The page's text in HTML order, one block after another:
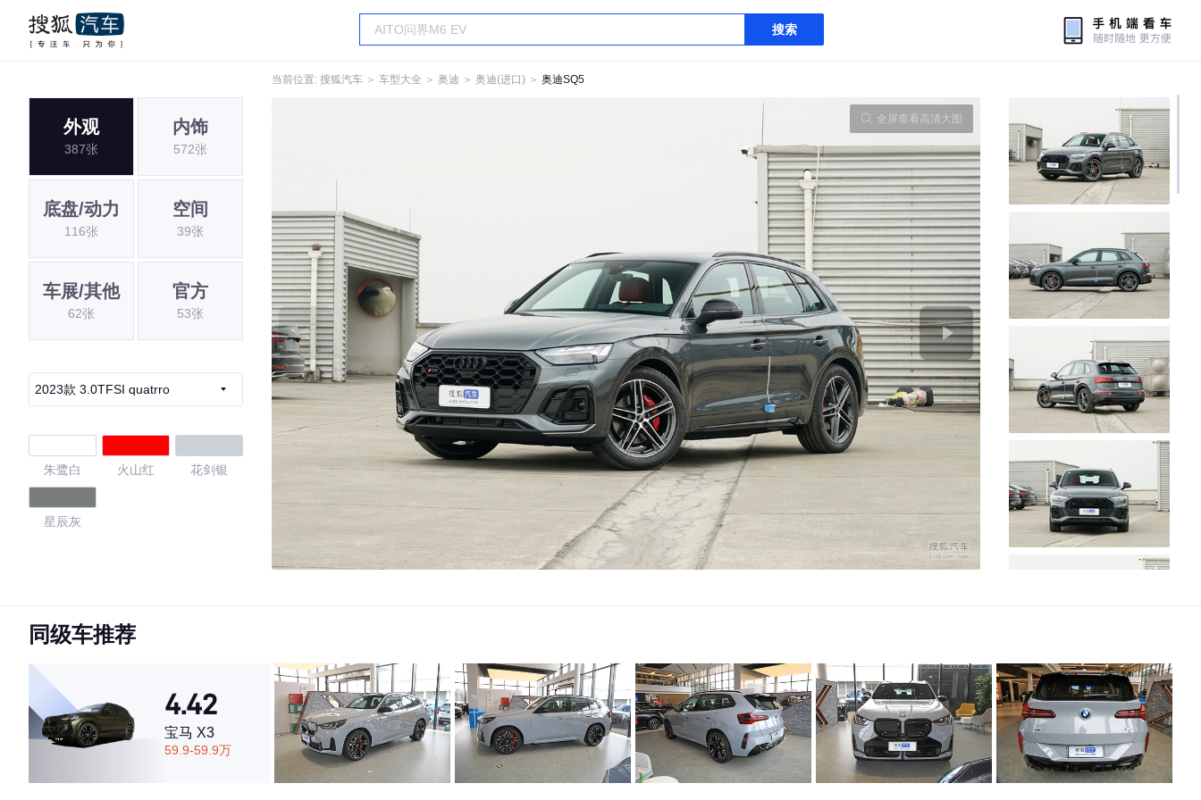
搜索
当前位置: 搜狐汽车 ＞ 车型大全 ＞ 奥迪 ＞ 奥迪(进口) ＞ 奥迪SQ5
外观
387张
内饰
572张
底盘/动力
116张
空间
39张
车展/其他
62张
官方
53张
2023款 3.0TFSI quatrro
朱鹭白 火山红 花剑银
星辰灰
·内饰表现一般，低于85%同级车
·空间表现一般，低于92%同级车
全屏查看高清大图
同级车推荐
4.42
宝马 X3
59.9-59.9万